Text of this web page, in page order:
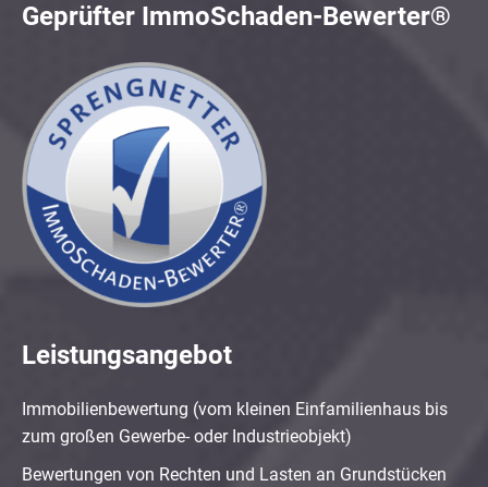
Geprüfter ImmoSchaden-Bewerter®
Leistungsangebot
Immobilienbewertung (vom kleinen Einfamilienhaus bis
zum großen Gewerbe- oder Industrieobjekt)
Bewertungen von Rechten und Lasten an Grundstücken